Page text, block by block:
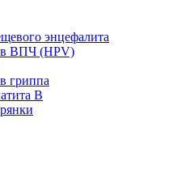
энцефалита
ВПЧ (HPV)
гриппа
B